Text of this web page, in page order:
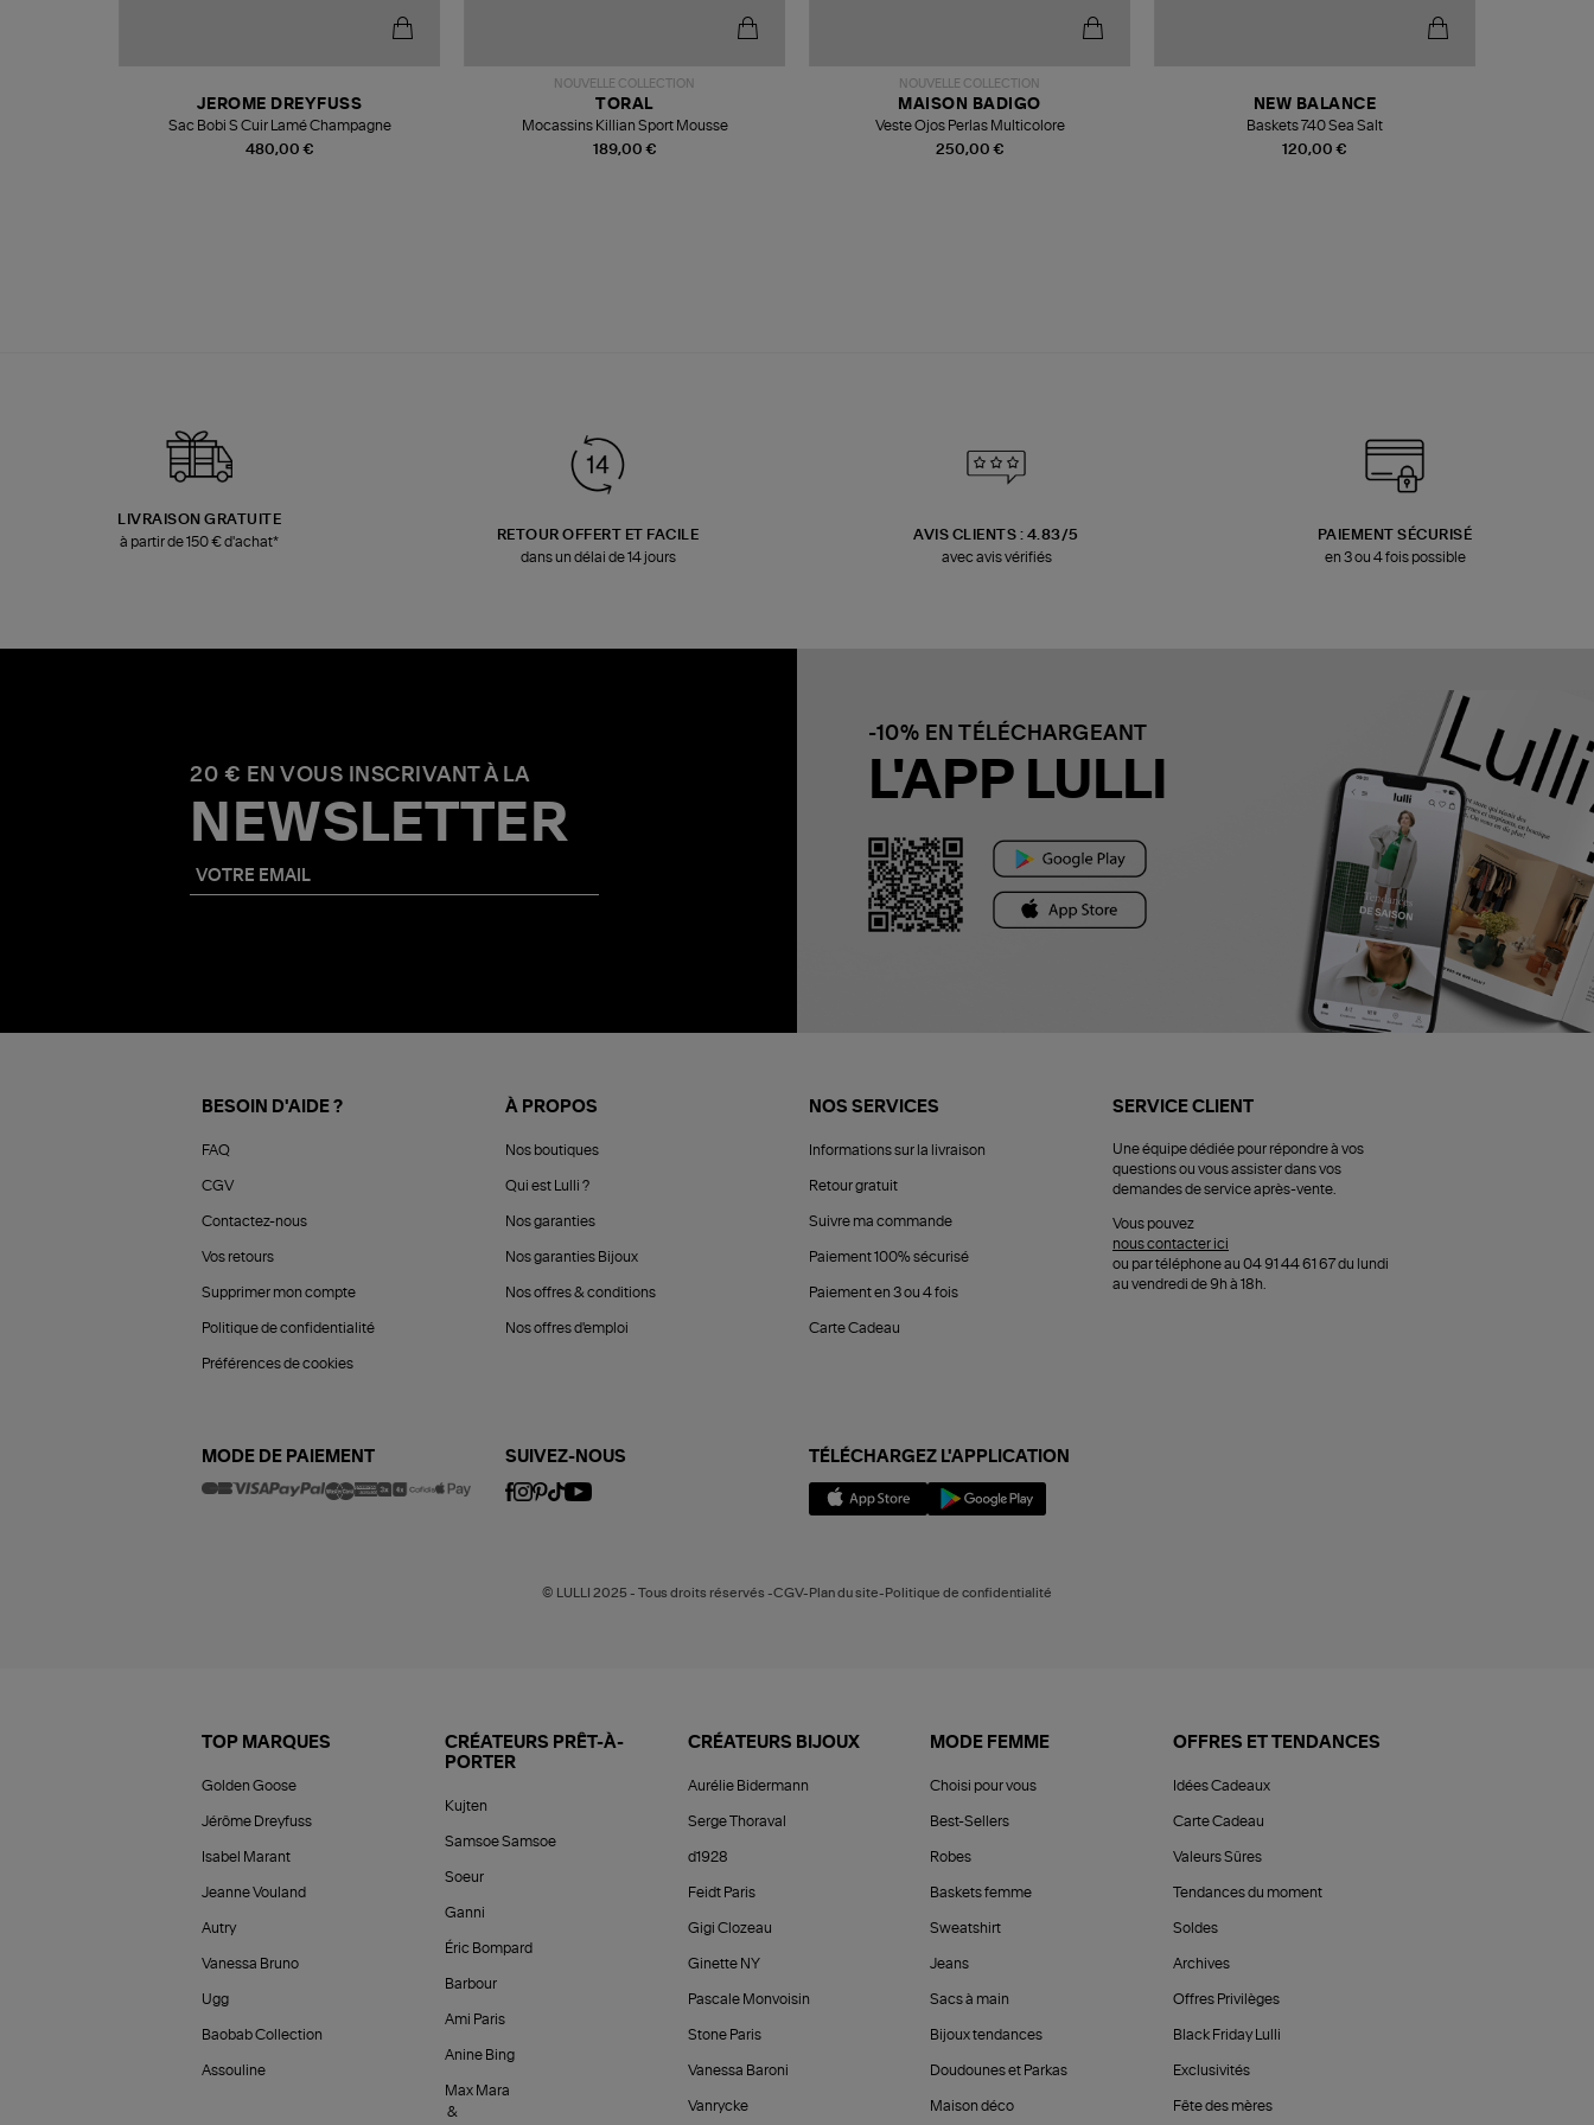
480,00 €
JEROME DREYFUSS
Sac Bobi S Cuir Lamé Champagne
NOUVELLE COLLECTION
189,00 €
TORAL
Mocassins Killian Sport Mousse
NOUVELLE COLLECTION
250,00 €
MAISON BADIGO
Veste Ojos Perlas Multicolore
120,00 €
NEW BALANCE
Baskets 740 Sea Salt
LIVRAISON GRATUITE
à partir de 150 € d'achat*
RETOUR OFFERT ET FACILE
dans un délai de 14 jours
AVIS CLIENTS : 4.83/5
avec avis vérifiés
PAIEMENT SÉCURISÉ
en 3 ou 4 fois possible
20 € EN VOUS INSCRIVANT À LA
NEWSLETTER
-10% EN TÉLÉCHARGEANT
L'APP LULLI
BESOIN D'AIDE ?
FAQ
CGV
Contactez-nous
Vos retours
Supprimer mon compte
Politique de confidentialité
Préférences de cookies
À PROPOS
Nos boutiques
Qui est Lulli ?
Nos garanties
Nos garanties Bijoux
Nos offres & conditions
Nos offres d'emploi
NOS SERVICES
Informations sur la livraison
Retour gratuit
Suivre ma commande
Paiement 100% sécurisé
Paiement en 3 ou 4 fois
Carte Cadeau
SERVICE CLIENT
Une équipe dédiée pour répondre à vos
questions ou vous assister dans vos
demandes de service après-vente.
Vous pouvez
nous contacter ici
ou par téléphone au 04 91 44 61 67 du lundi
au vendredi de 9h à 18h.
MODE DE PAIEMENT SUIVEZ-NOUS TÉLÉCHARGEZ L'APPLICATION
© LULLI 2025 - Tous droits réservés -CGV-Plan du site-Politique de confidentialité
TOP MARQUES
Golden Goose
Jérôme Dreyfuss
Isabel Marant
Jeanne Vouland
Autry
Vanessa Bruno
Ugg
Baobab Collection
Assouline
CRÉATEURS PRÊT-À-
PORTER
Kujten
Samsoe Samsoe
Soeur
Ganni
Éric Bompard
Barbour
Ami Paris
Anine Bing
Max Mara
&
CRÉATEURS BIJOUX
Aurélie Bidermann
Serge Thoraval
d1928
Feidt Paris
Gigi Clozeau
Ginette NY
Pascale Monvoisin
Stone Paris
Vanessa Baroni
Vanrycke
MODE FEMME
Choisi pour vous
Best-Sellers
Robes
Baskets femme
Sweatshirt
Jeans
Sacs à main
Bijoux tendances
Doudounes et Parkas
Maison déco
OFFRES ET TENDANCES
Idées Cadeaux
Carte Cadeau
Valeurs Sûres
Tendances du moment
Soldes
Archives
Offres Privilèges
Black Friday Lulli
Exclusivités
Fête des mères